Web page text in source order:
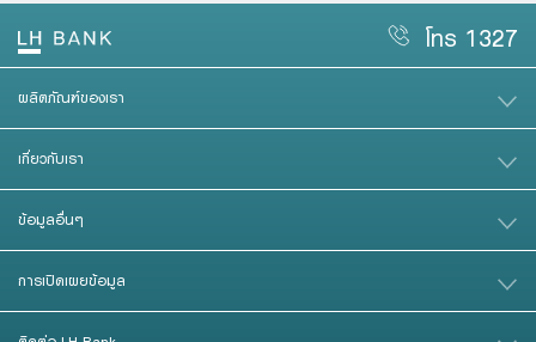
โทร 1327
ผลิตภัณฑ์ของเรา
เกี่ยวกับเรา
ข้อมูลอื่นๆ
การเปิดเผยข้อมูล